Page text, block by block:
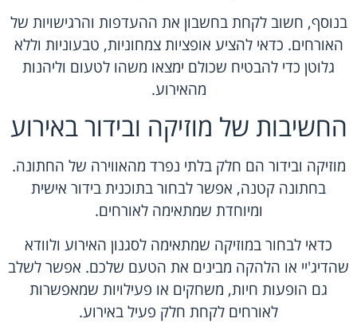
בנוסף, חשוב לקחת בחשבון את ההעדפות והרגישויות של
האורחים. כדאי להציע אופציות צמחוניות, טבעוניות וללא
גלוטן כדי להבטיח שכולם ימצאו משהו לטעום וליהנות
מהאירוע.
החשיבות של מוזיקה ובידור באירוע
מוזיקה ובידור הם חלק בלתי נפרד מהאווירה של החתונה.
בחתונה קטנה, אפשר לבחור בתוכנית בידור אישית
ומיוחדת שמתאימה לאורחים.
כדאי לבחור במוזיקה שמתאימה לסגנון האירוע ולוודא
שהדיג'יי או הלהקה מבינים את הטעם שלכם. אפשר לשלב
גם הופעות חיות, משחקים או פעילויות שמאפשרות
לאורחים לקחת חלק פעיל באירוע.